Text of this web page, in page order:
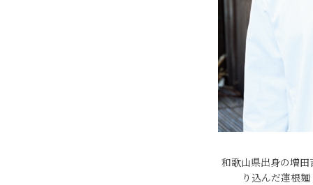
和歌山県出身の増
り込んだ蓮根